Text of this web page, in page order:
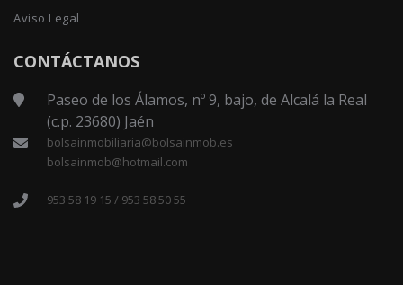
Aviso Legal
CONTÁCTANOS
Paseo de los Álamos, nº 9, bajo, de Alcalá la Real
(c.p. 23680) Jaén
bolsainmobiliaria@bolsainmob.es
bolsainmob@hotmail.com
953 58 19 15 / 953 58 50 55